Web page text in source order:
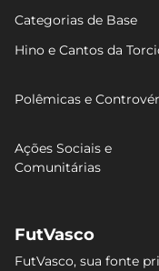
Categorias de Base
Hino e Cantos da
Polêmicas e
Ações Sociais e
Comunitárias
FutVasco
FutVasco, sua fonte